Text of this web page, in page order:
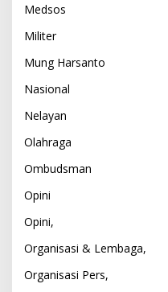
Medsos
Militer
Mung Harsanto
Nasional
Nelayan
Olahraga
Ombudsman
Opini
Opini,
Organisasi & Lembaga,
Organisasi Pers,